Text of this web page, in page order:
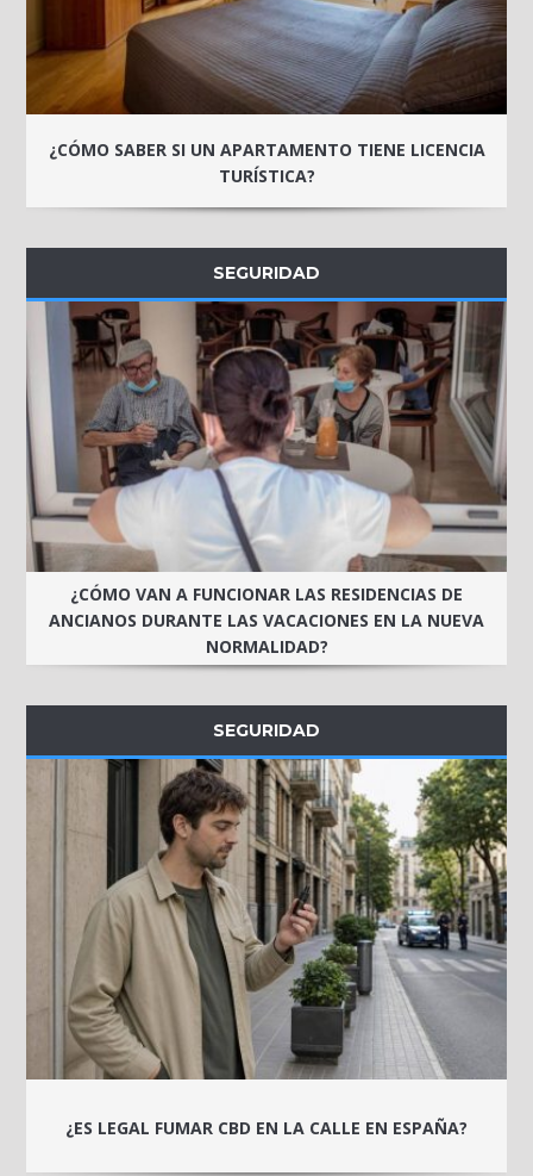
¿CÓMO SABER SI UN APARTAMENTO TIENE LICENCIA
TURÍSTICA?
SEGURIDAD
¿CÓMO VAN A FUNCIONAR LAS RESIDENCIAS DE
ANCIANOS DURANTE LAS VACACIONES EN LA NUEVA
NORMALIDAD?
SEGURIDAD
¿ES LEGAL FUMAR CBD EN LA CALLE EN ESPAÑA?